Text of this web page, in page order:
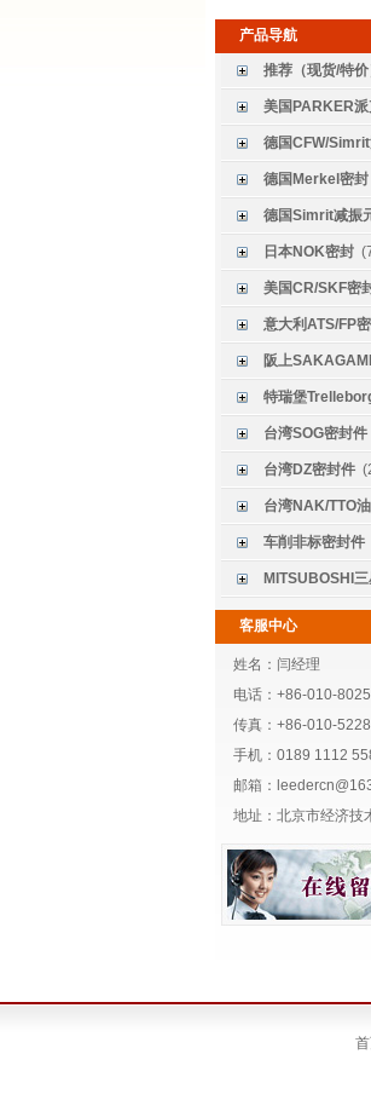
产品导航
推荐（现货/特
美国PARKER
德国CFW/
德国Merkel密封
德国Simrit减振
日本NOK密封
美国CR/SKF密
意大利ATS/FP
阪上
特瑞堡
台湾SOG密封件
台湾DZ密封件
台湾NAK/TTO
车削非标密封件
MITSUBOSHI
客服中心
姓名：闫经理
电话：+86-010-
传真：+86-010-
手机：0189 1112
邮箱：
地址：北京市经济技